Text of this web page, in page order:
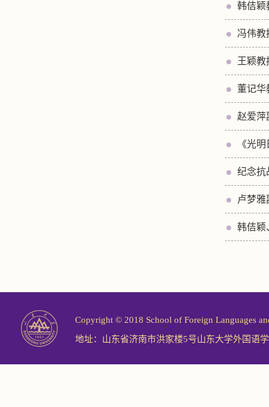
韩佶颖
冯伟教
王颖
董记华
赵爱萍
《光
纪念抗
卢梦
韩佶颖
Copyright © 2018 School of Foreign Languages
地址：山东省济南市洪家楼5号山东大学外国语